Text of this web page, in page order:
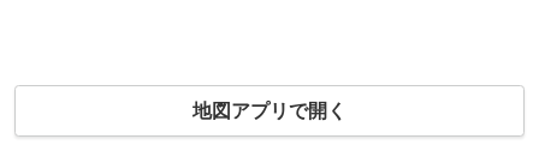
地図アプリで開く